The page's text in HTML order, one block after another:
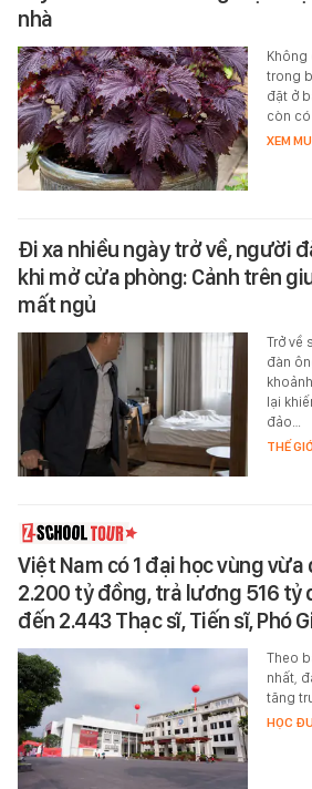
nhà
Không
trong
đặt ở
còn có
XEM
Đi xa nhiều ngày trở về, người
khi mở cửa phòng: Cảnh trên
mất ngủ
Trở về
đàn
lại
đảo…
THẾ
Việt Nam có 1 đại học vùng
2.200 tỷ đồng, trả lương 516 tỷ
đến 2.443 Thạc sĩ, Tiến sĩ, Phó
Theo
nhất,
tăng
HỌC